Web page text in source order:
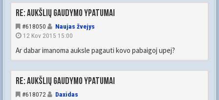
Re: Aukšlių gaudymo ypatumai
#618050
Naujas žvejys
12 Kov 2015 15:00
Ar dabar imanoma auksle pagauti kovo pabaigoj upej?
Re: Aukšlių gaudymo ypatumai
#618072
Daxidas